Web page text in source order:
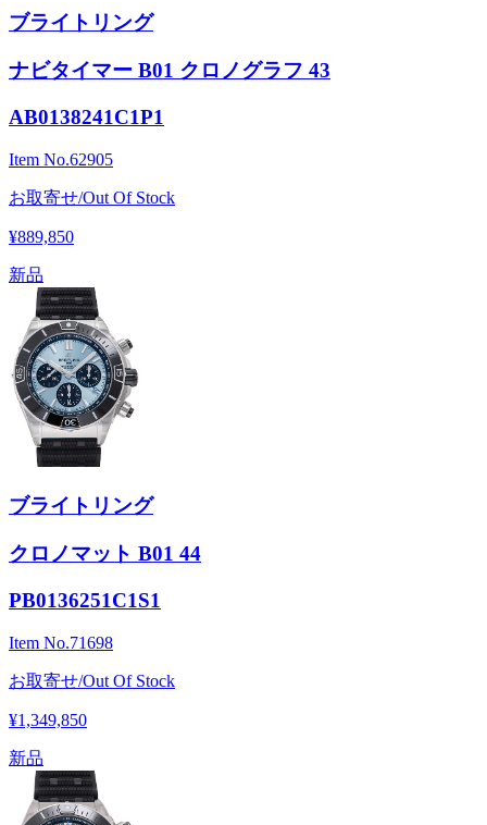
ブライトリング
ナビタイマー B01 クロノグラフ 43
AB0138241C1P1
Item No.62905
お取寄せ/Out Of Stock
¥889,850
新品
ブライトリング
クロノマット B01 44
PB0136251C1S1
Item No.71698
お取寄せ/Out Of Stock
¥1,349,850
新品